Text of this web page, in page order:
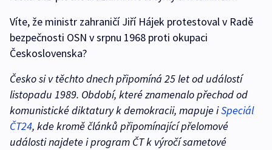
Víte, že ministr zahraničí Jiří Hájek protestoval v Radě
bezpečnosti OSN v srpnu 1968 proti okupaci
Československa?
Česko si v těchto dnech připomíná 25 let od událostí
listopadu 1989. Období, které znamenalo přechod od
komunistické diktatury k demokracii, mapuje iSpeciál
ČT24, kde kromě článků připomínající přelomové
události najdete i program ČT k výročí sametové